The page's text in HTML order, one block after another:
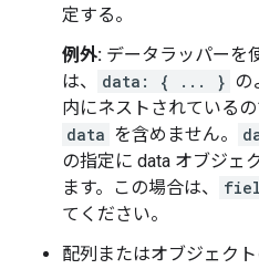
定する。
例外: データラッパーを
は、
data: { ... } の
内にネストされているの
data を含めません。
の指定に data オブジェ
ます。この場合は、
てください。
配列またはオブジェク